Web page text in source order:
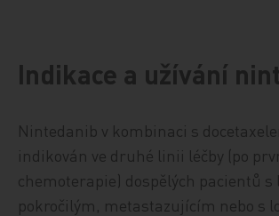
Indikace a užívání
Nintedanib v kombinaci s
indikován ve druhé linii léčby (po
chemoterapie) dospělých pacientů s
pokročilým, metastazujícím nebo s